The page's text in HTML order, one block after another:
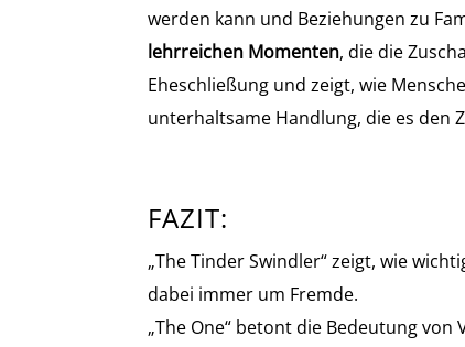
werden kann und Beziehungen zu
lehrreichen Momenten, die die
Eheschließung und zeigt, wie
unterhaltsame Handlung, die es den
FAZIT:
„The Tinder Swindler“ zeigt, wie
dabei immer um Fremde.
„The One“ betont die Bedeutung